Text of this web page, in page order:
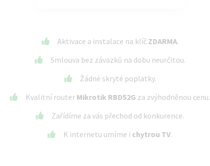
Aktivace a instalace na klíč ZDARMA.
Smlouva bez závazků na dobu neurčitou.
Žádné skryté poplatky.
Kvalitní router Mikrotik RBD52G za zvýhodněnou cenu.
Zařídíme za vás přechod od konkurence.
K internetu umíme i chytrou TV.